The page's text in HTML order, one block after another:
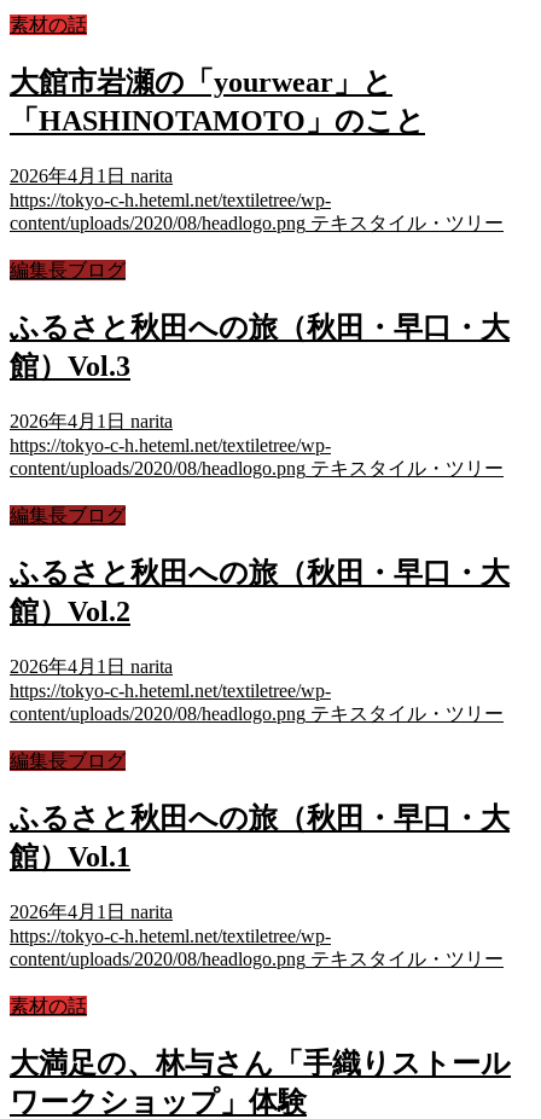
素材の話
大館市岩瀬の「yourwear」と
「HASHINOTAMOTO」のこと
2026年4月1日 narita
https://tokyo-c-h.heteml.net/textiletree/wp-
content/uploads/2020/08/headlogo.png テキスタイル・ツリー
編集長ブログ
ふるさと秋田への旅（秋田・早口・大
館）Vol.3
2026年4月1日 narita
https://tokyo-c-h.heteml.net/textiletree/wp-
content/uploads/2020/08/headlogo.png テキスタイル・ツリー
編集長ブログ
ふるさと秋田への旅（秋田・早口・大
館）Vol.2
2026年4月1日 narita
https://tokyo-c-h.heteml.net/textiletree/wp-
content/uploads/2020/08/headlogo.png テキスタイル・ツリー
編集長ブログ
ふるさと秋田への旅（秋田・早口・大
館）Vol.1
2026年4月1日 narita
https://tokyo-c-h.heteml.net/textiletree/wp-
content/uploads/2020/08/headlogo.png テキスタイル・ツリー
素材の話
大満足の、林与さん「手織りストール
ワークショップ」体験